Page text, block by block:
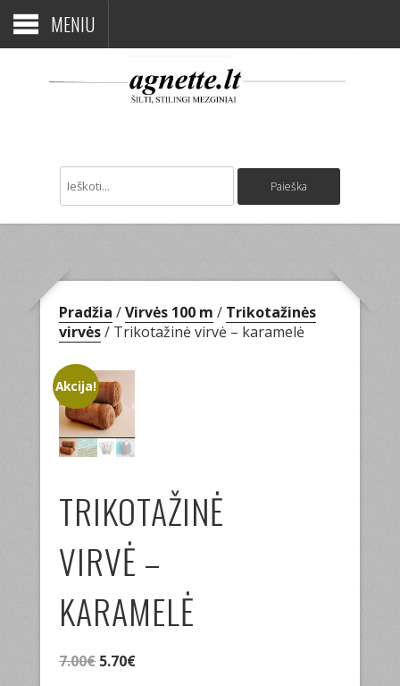
MENIU
Pradžia /Virvės 100 m / Trikotažinės
virvės/ Trikotažinė virvė – karamelė
Akcija!
TRIKOTAŽINĖ
VIRVĖ –
KARAMELĖ
7.00€ Original
5.70€Current